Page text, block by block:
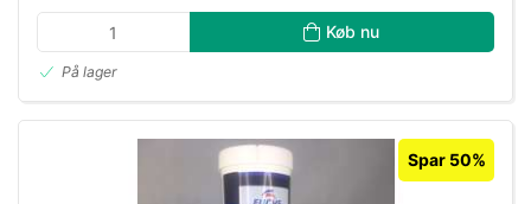
Køb nu
På lager
Spar 50%